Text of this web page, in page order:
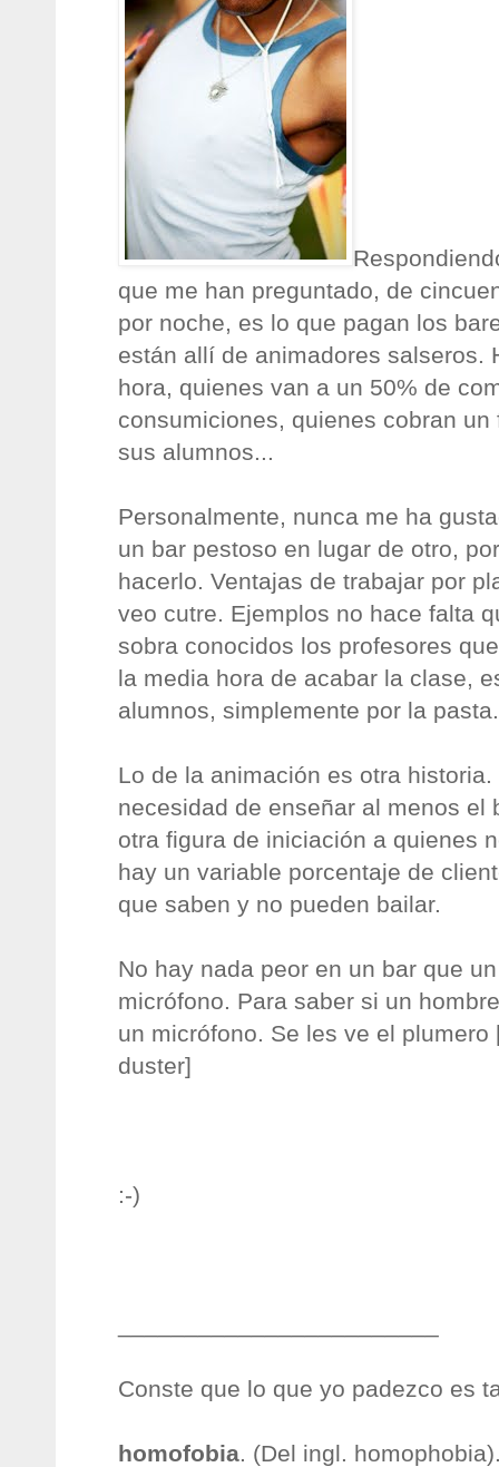
que me han preguntado, de
por noche, es lo que pagan los
están allí de animadores salseros.
hora, quienes van a un 50% de
consumiciones, quienes cobran
sus alumnos...
Personalmente, nunca me ha
un bar pestoso en lugar de otro,
hacerlo. Ventajas de trabajar por
veo cutre. Ejemplos no hace falta
sobra conocidos los profesores
la media hora de acabar la clase,
alumnos, simplemente por la
Lo de la animación es otra
necesidad de enseñar al menos el
otra figura de iniciación a quienes
hay un variable porcentaje de
que saben y no pueden bailar.
No hay nada peor en un bar que
micrófono. Para saber si un
un micrófono. Se les ve el plumero
duster]
:-)
Conste que lo que yo padezco es
homofobia . (Del ingl.